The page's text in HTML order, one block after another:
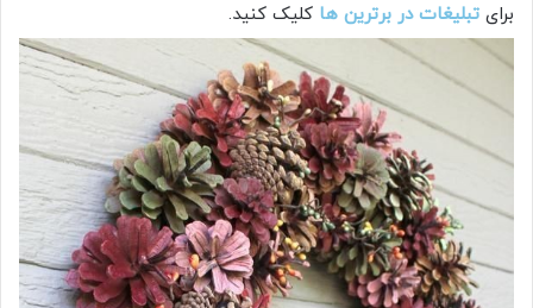
برای تبلیغات در برترین ها کلیک کنید.